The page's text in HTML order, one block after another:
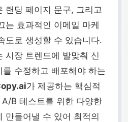
랜딩 페이지 문구, 그리고
는 효과적인 이메일 마케
도로 생성할 수 있습니다.
시장 트렌드에 발맞춰 신
수정하고 배포해야 하는
가 제공하는 핵심적
B 테스트를 위한 다양한
만들어낼 수 있어 최적의